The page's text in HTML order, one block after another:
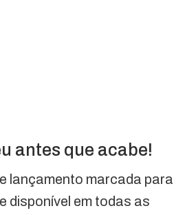
antes que acabe!
lançamento marcada para
disponível em todas as